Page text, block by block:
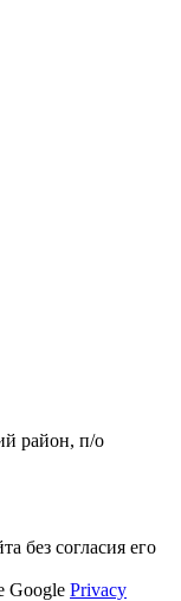
район, п/о
без согласия его
Google Privacy